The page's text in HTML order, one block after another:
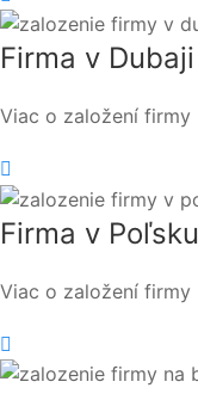
Firma v Dubaji
Viac o založení firmy
Firma v Poľsku
Viac o založení firmy